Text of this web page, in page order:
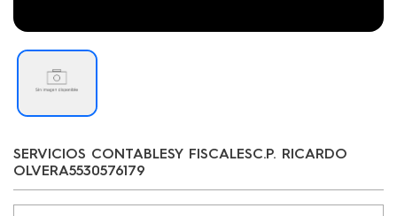
SERVICIOS CONTABLESY FISCALESC.P. RICARDO
OLVERA5530576179